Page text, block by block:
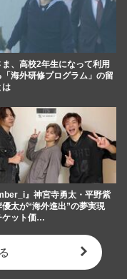
、高校2年生になって利用
「海外研修プログラム」の留
は
』神宮寺勇太・平野紫
太が“海外進出”の夢実現
ケット価…